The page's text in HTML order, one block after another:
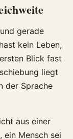
gerade
kein Leben,
Blick fast
liegt
der Sprache
aus einer
ein Mensch sei